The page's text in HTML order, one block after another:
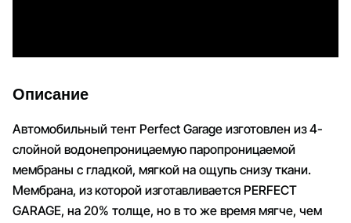
Описание
Автомобильный тент Perfect Garage изготовлен из 4-
слойной водонепроницаемую паропроницаемой
мембраны с гладкой, мягкой на ощупь снизу ткани.
Мембрана, из которой изготавливается PERFECT
GARAGE, на 20% толще, но в то же время мягче, чем